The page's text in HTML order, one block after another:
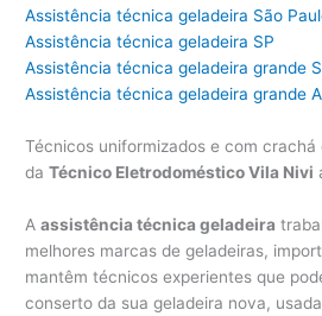
Assistência técnica geladeira São
Assistência técnica geladeira SP
Assistência técnica geladeira grande
Assistência técnica geladeira grande
Técnicos uniformizados e com
daTécnico Eletrodoméstico Vila Nivi
Aassistência técnica geladeira
melhores marcas de geladeiras,
mantêm técnicos experientes que
conserto da sua geladeira nova,